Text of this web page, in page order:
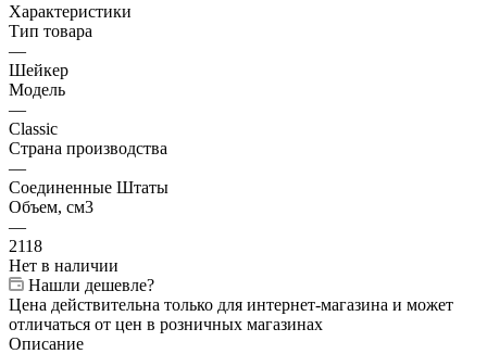
Характеристики
Тип товара
—
Шейкер
Модель
—
Classic
Страна производства
—
Соединенные Штаты
Объем, см3
—
2118
Нет в наличии
Нашли дешевле?
Цена действительна только для интернет-магазина и может
отличаться от цен в розничных магазинах
Описание